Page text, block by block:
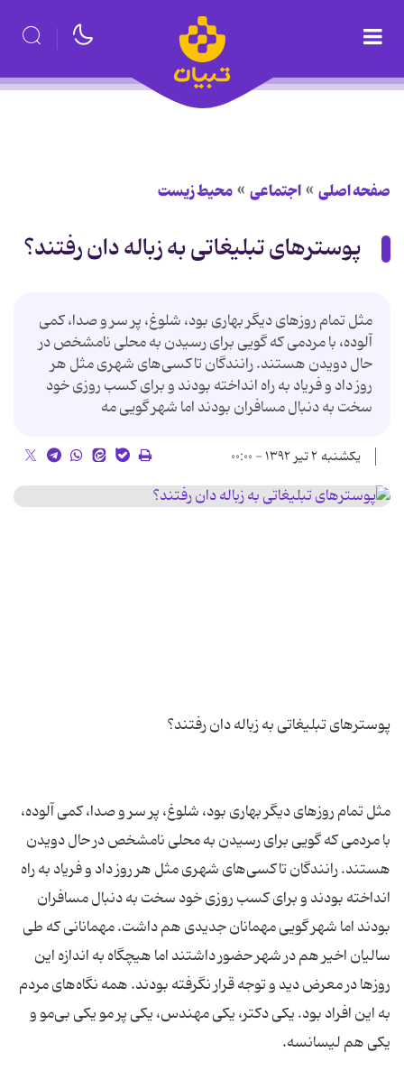
صفحه اصلی اجتماعی محیط زیست
پوسترهای تبلیغاتی به زباله دان رفتند؟
مثل تمام روزهای دیگر بهاری بود، شلوغ، پر سر و صدا، كمی
آلوده، با مردمی كه گویی برای رسیدن به محلی نامشخص در
حال دویدن هستند. رانندگان تاكسی‌های شهری مثل هر
روز داد و فریاد به راه انداخته بودند و برای كسب روزی خود
سخت به دنبال مسافران بودند اما شهر گویی مه
یکشنبه ۲ تیر ۱۳۹۲ - ۰۰:۰۰
مثل تمام روزهای دیگر بهاری بود، شلوغ، پر سر و صدا، كمی آلوده،
با مردمی كه گویی برای رسیدن به محلی نامشخص در حال دویدن
هستند. رانندگان تاكسی‌های شهری مثل هر روز داد و فریاد به راه
انداخته بودند و برای كسب روزی خود سخت به دنبال مسافران
بودند اما شهر گویی مهمانان جدیدی هم داشت. مهمانانی كه طی
سالیان اخیر هم در شهر حضور داشتند اما هیچگاه به اندازه این
روزها در معرض دید و توجه قرار نگرفته بودند. همه نگاه‌های مردم
به این افراد بود. یكی دكتر، یكی مهندس، یكی پر مو یكی بی‌مو و